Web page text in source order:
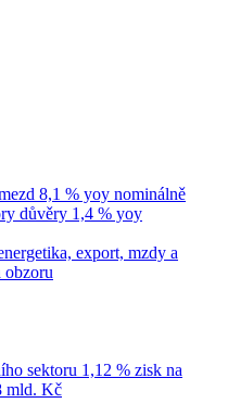
8,1 % yoy nominálně
důvěry 1,4 % yoy
export, mzdy a
obzoru
sektoru 1,12 % zisk na
mld. Kč